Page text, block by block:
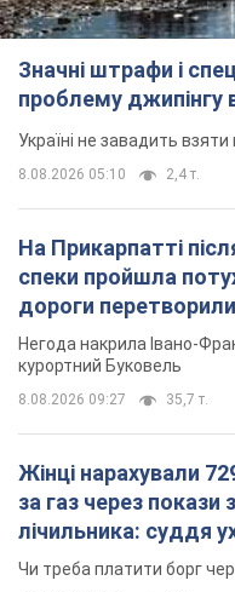
Значні штрафи і
проблему джипінгу
Україні не завадить
8.08.2026 05:10 2,4 т.
На Прикарпатті
спеки пройшла
дороги
Відео
Негода накрила Івано-
курортний Буковель
8.08.2026 09:27 35,7 т.
Жінці нарахували
за газ через покази
лічильника: суддя
неочікуване рішення
Чи треба платити борг